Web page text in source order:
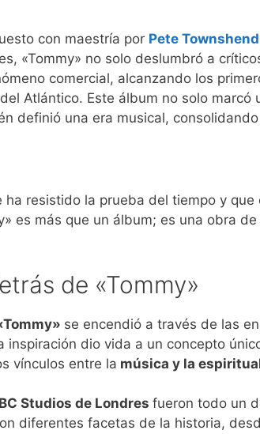
con maestría por Pete Townshend
«Tommy» no solo deslumbró a
comercial, alcanzando los
Atlántico. Este álbum no solo marcó
definió una era musical,
resistido la prueba del tiempo y
es más que un álbum; es una obra
de «Tommy»
se encendió a través de las
dio vida a un concepto
vínculos entre la música y la
Studios de Londres fueron todo un
diferentes facetas de la historia,